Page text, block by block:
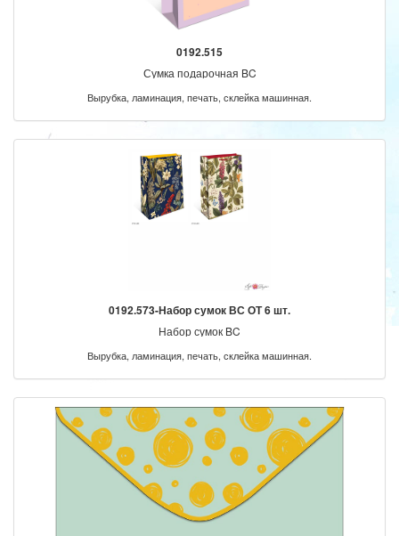
0192.515
Сумка подарочная BC
Вырубка, ламинация, печать, склейка машинная.
0192.573-Набор сумок ВС ОТ 6 шт.
Набор сумок BC
Вырубка, ламинация, печать, склейка машинная.